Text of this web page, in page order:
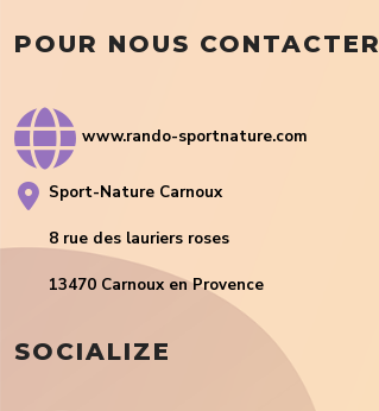
POUR NOUS CONTACTER
www.rando-sportnature.com
Sport-Nature Carnoux
8 rue des lauriers roses
13470 Carnoux en Provence
SOCIALIZE